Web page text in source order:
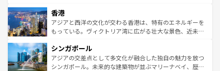
とつ。フォーやバインミー、ベトナムコーヒーなどは、ぜ
ひ現地で味わいたい。どの地域を訪れてもあたたかい人々
が旅行者を迎えてくれるので、きっと忘れられない旅にな
参照してほしい。
の活気が交差している。北部ではチェンマイなどの山岳地
帯で自然と触れ合い、南部ではプーケットやクラビの美し
いビーチでリゾート気分を楽しむことができる。タイ料理
激する。気候は一年中温暖で、どの季節にも異なる楽しみ
が待っている。親しみやすいタイの人々、仏教を中心とし
た文化、そして多様な観光資源が、訪れる旅人を魅了し続
香港
アジアと西洋の文化が交わる香港は、特有のエネルギーを
もっている。ヴィクトリア湾に広がる壮大な景色、近未来
み、どこを訪れても感動するはず。観光スポットが密集し
ており、効率よく見どころを回れるのも魅力。息をのむよ
うな絶景から文化的な体験まで、香港を存分に楽しみ尽く
シンガポール
アジアの交差点として多文化が融合した独自の魅力を放つ
シンガポール。未来的な建築物が並ぶマリーナベイ、歴史